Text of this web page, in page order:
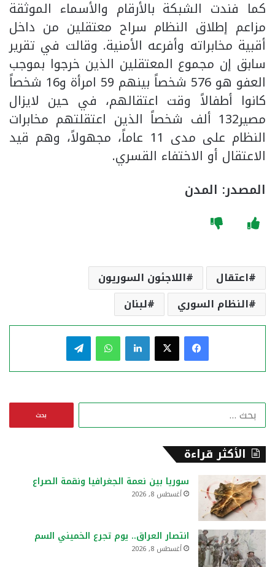
كما فندت الشبكة بالأرقام والأسماء الموثقة
مزاعم إطلاق النظام سراح معتقلين من داخل
أقبية مخابراته وأفرعه الأمنية. وقالت في تقرير
سابق إن مجموع المعتقلين الذين خرجوا بموجب
العفو هو 576 شخصاً بينهم 59 امرأة و16 شخصاً
كانوا أطفالاً وقت اعتقالهم، في حين لايزال
مصير132 ألف شخصاً الذين اعتقلتهم مخابرات
النظام على مدى 11 عاماً، مجهولاً، وهم قيد
الاعتقال أو الاختفاء القسري.
المصدر: المدن
اعتقال
اللاجئون السوريون
النظام السوري
لبنان
فيسبوك لينكدإن واتساب
ن
الأكثر قراءة
سوريا بين نعمة الجغرافيا ونقمة الصراع
أغسطس 8, 2026
انتصار العراق.. يوم تجرع الخميني السم
أغسطس 8, 2026